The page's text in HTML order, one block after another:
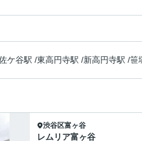
ケ谷駅 /東高円寺駅 /新高円寺駅 /笹
渋谷区富ヶ谷
レムリア富ヶ谷